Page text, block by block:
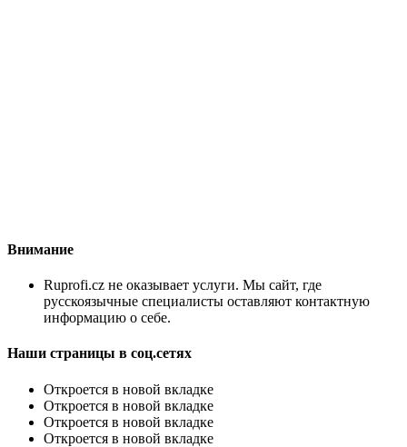
Внимание
Ruprofi.cz не оказывает услуги. Мы сайт, где
русскоязычные специалисты оставляют контактную
информацию о себе.
Наши страницы в соц.сетях
Откроется в новой вкладке
Откроется в новой вкладке
Откроется в новой вкладке
Откроется в новой вкладке